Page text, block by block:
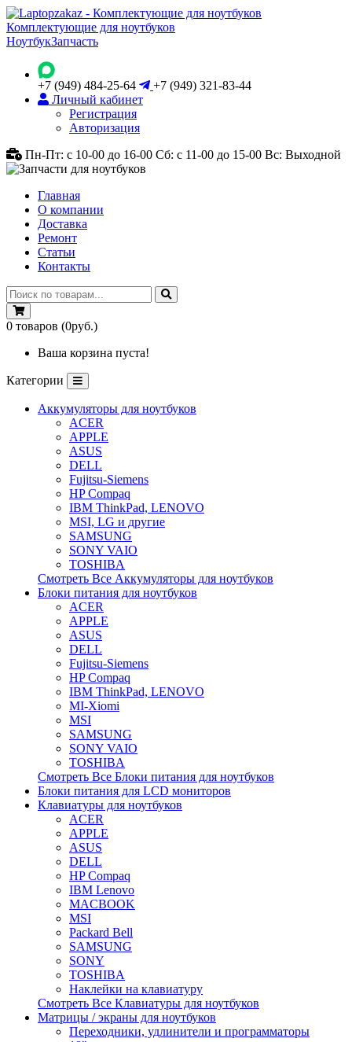
Комплектующие для ноутбуков
НоутбукЗапчасть
+7 (949) 484-25-64
+7 (949) 321-83-44
Личный кабинет
Регистрация
Авторизация
Пн-Пт: с 10-00 до 16-00 Сб: с 11-00 до 15-00 Вс: Выходной
Главная
О компании
Доставка
Ремонт
Статьи
Контакты
0 товаров (0руб.)
Ваша корзина пуста!
Категории
Аккумуляторы для ноутбуков
ACER
APPLE
ASUS
DELL
Fujitsu-Siemens
HP Compaq
IBM ThinkPad, LENOVO
MSI, LG и другие
SAMSUNG
SONY VAIO
TOSHIBA
Смотреть Все Аккумуляторы для ноутбуков
Блоки питания для ноутбуков
ACER
APPLE
ASUS
DELL
Fujitsu-Siemens
HP Compaq
IBM ThinkPad, LENOVO
MI-Xiomi
MSI
SAMSUNG
SONY VAIO
TOSHIBA
Смотреть Все Блоки питания для ноутбуков
Блоки питания для LCD мониторов
Клавиатуры для ноутбуков
ACER
APPLE
ASUS
DELL
HP Compaq
IBM Lenovo
MACBOOK
MSI
Packard Bell
SAMSUNG
SONY
TOSHIBA
Наклейки на клавиатуру
Смотреть Все Клавиатуры для ноутбуков
Матрицы / экраны для ноутбуков
Переходники, удлинители и программаторы